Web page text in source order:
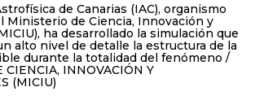
de Canarias (IAC), organismo
Ministerio de Ciencia, Innovación y
ha desarrollado la simulación que
alto nivel de detalle la estructura de la
durante la totalidad del fenómeno
CIENCIA, INNOVACIÓN Y
(MICIU)